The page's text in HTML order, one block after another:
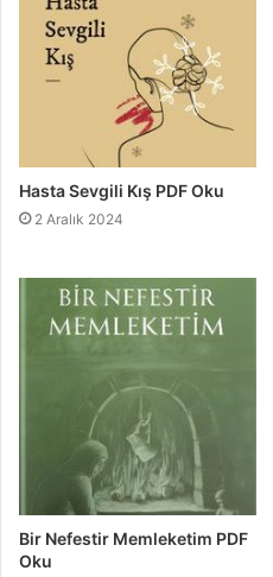
Hasta Sevgili Kış PDF Oku
2 Aralık 2024
Bir Nefestir Memleketim PDF
Oku